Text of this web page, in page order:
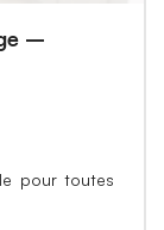
–
pour toutes